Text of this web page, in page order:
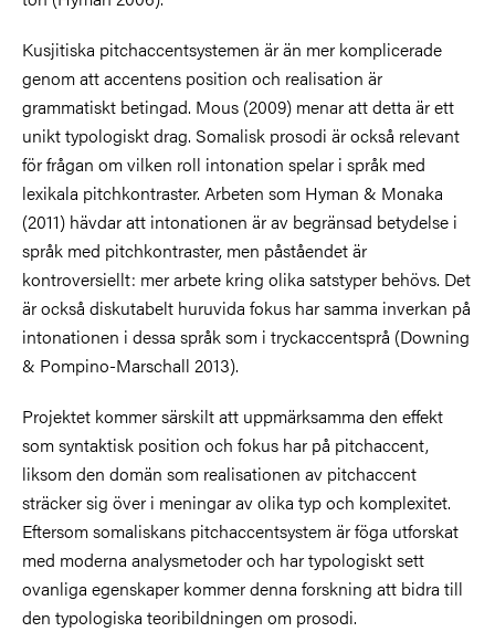
Kusjitiska pitchaccentsystemen är än mer komplicerade
genom att accentens position och realisation är
grammatiskt betingad. Mous (2009) menar att detta är ett
unikt typologiskt drag. Somalisk prosodi är också relevant
för frågan om vilken roll intonation spelar i språk med
lexikala pitchkontraster. Arbeten som Hyman & Monaka
(2011) hävdar att intonationen är av begränsad betydelse i
språk med pitchkontraster, men påståendet är
kontroversiellt: mer arbete kring olika satstyper behövs. Det
är också diskutabelt huruvida fokus har samma inverkan på
intonationen i dessa språk som i tryckaccentsprå (Downing
& Pompino-Marschall 2013).
Projektet kommer särskilt att uppmärksamma den effekt
som syntaktisk position och fokus har på pitchaccent,
liksom den domän som realisationen av pitchaccent
sträcker sig över i meningar av olika typ och komplexitet.
Eftersom somaliskans pitchaccentsystem är föga utforskat
med moderna analysmetoder och har typologiskt sett
ovanliga egenskaper kommer denna forskning att bidra till
den typologiska teoribildningen om prosodi.